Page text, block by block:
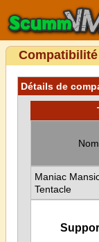
Compatibilité
Détails de
Maniac
Tentacle